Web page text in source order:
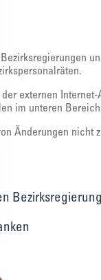
externen
im unteren
Änderungen nicht